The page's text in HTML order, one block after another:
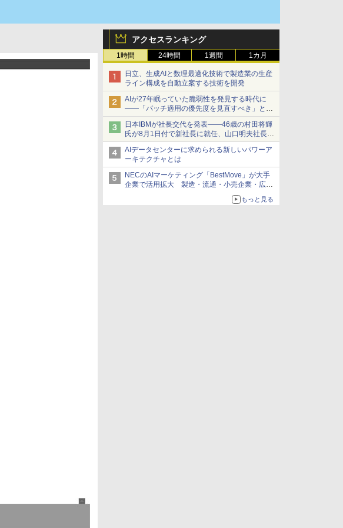
アクセスランキング
1時間 24時間 1週間 1カ月
日立、生成AIと数理最適化技術で製造業の生産
ライン構成を自動立案する技術を開発
AIが27年眠っていた脆弱性を発見する時代に
――「パッチ適用の優先度を見直すべき」とセ
キュリティ専門家
日本IBMが社長交代を発表――46歳の村田将輝
氏が8月1日付で新社長に就任、山口明夫社長は
会長へ
AIデータセンターに求められる新しいパワーア
ーキテクチャとは
NECのAIマーケティング「BestMove」が大手
企業で活用拡大 製造・流通・小売企業・広告
もっと見る